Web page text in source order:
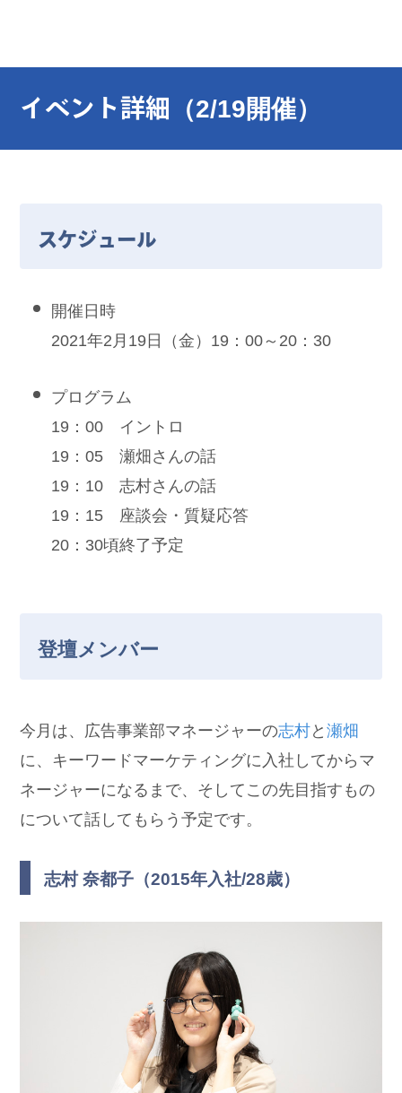
イベント詳細 （2/19開催）
スケジュール
開催日時
2021年2月19日（金）19：00～20：30
プログラム
19：00 イントロ
19：05 瀬畑さんの話
19：10 志村さんの話
19：15 座談会・質疑応答
20：30頃終了予定
登壇メンバー
今月は、広告事業部マネージャーの志村と瀬畑
に、キーワードマーケティングに入社してからマ
ネージャーになるまで、そしてこの先目指すもの
について話してもらう予定です。
志村 奈都子（2015年入社/28歳）